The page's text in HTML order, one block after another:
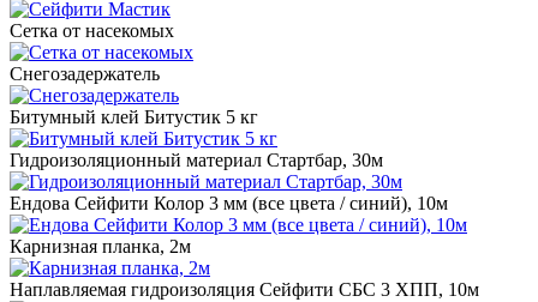
Сетка от насекомых
Снегозадержатель
Битумный клей Битустик 5 кг
Гидроизоляционный материал Стартбар, 30м
Ендова Сейфити Колор 3 мм (все цвета / синий), 10м
Карнизная планка, 2м
Наплавляемая гидроизоляция Сейфити СБС 3 ХПП, 10м